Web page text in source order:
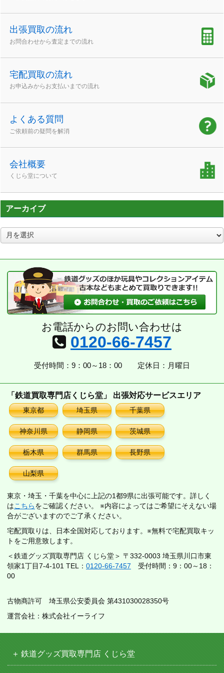
出張買取の流れ
お問合わせから査定までの流れ
宅配買取の流れ
お申込みからお支払いまでの流れ
よくある質問
ご依頼前の疑問を解消
会社概要
くじら堂について
アーカイブ
ア
ー
ブ
お電話からのお問い合わせは
0120-66-7457
受付時間：9：00～18：00 定休日：月曜日
「鉄道買取専門店くじら堂」 出張対応サービスエリア
東京都 埼玉県 千葉県
神奈川県 静岡県 茨城県
栃木県 群馬県 長野県
山梨県
東京・埼玉・千葉を中心に上記の1都9県に出張可能です。詳しく
はこちらをご確認ください。 ※内容によってはご希望にそえない場
合がございますのでご了承ください。
宅配買取りは、日本全国対応しております。※無料で宅配買取キッ
トをご用意致します。
＜鉄道グッズ買取専門店 くじら堂＞ 〒332-0003 埼玉県川口市東
領家1丁目7-4-101 TEL： 0120-66-7457 受付時間：9：00～18：
00
古物商許可 埼玉県公安委員会 第431030028350号
運営会社：株式会社イーライフ
鉄道グッズ買取専門店 くじら堂